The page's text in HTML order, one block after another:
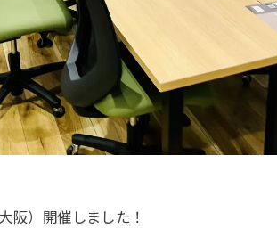
）開催しました！